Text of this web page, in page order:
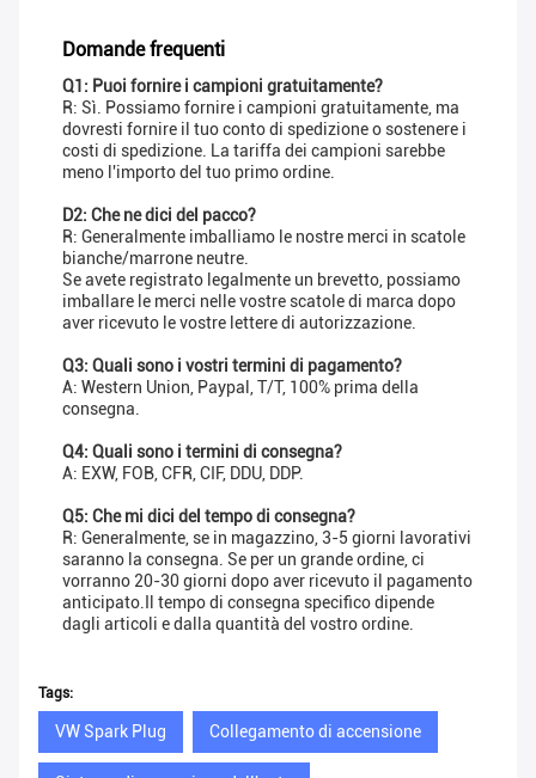
Domande frequenti
Q1: Puoi fornire i campioni gratuitamente?
R: Sì. Possiamo fornire i campioni gratuitamente, ma
dovresti fornire il tuo conto di spedizione o sostenere i
costi di spedizione. La tariffa dei campioni sarebbe
meno l'importo del tuo primo ordine.
D2: Che ne dici del pacco?
R: Generalmente imballiamo le nostre merci in scatole
bianche/marrone neutre.
Se avete registrato legalmente un brevetto, possiamo
imballare le merci nelle vostre scatole di marca dopo
aver ricevuto le vostre lettere di autorizzazione.
Q3: Quali sono i vostri termini di pagamento?
A: Western Union, Paypal, T/T, 100% prima della
consegna.
Q4: Quali sono i termini di consegna?
A: EXW, FOB, CFR, CIF, DDU, DDP.
Q5: Che mi dici del tempo di consegna?
R: Generalmente, se in magazzino, 3-5 giorni lavorativi
saranno la consegna. Se per un grande ordine, ci
vorranno 20-30 giorni dopo aver ricevuto il pagamento
anticipato.Il tempo di consegna specifico dipende
dagli articoli e dalla quantità del vostro ordine.
Tags:
VW Spark Plug Collegamento di accensione